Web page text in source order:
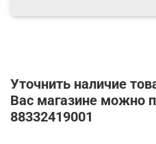
Уточнить наличие
Вас магазине можно
88332419001